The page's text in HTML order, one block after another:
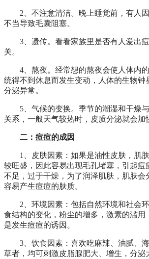
2、不注意清洁。晚上睡觉前，有人因
不当导致毛囊阻塞。
3、遗传。看看家族里是否有人爱出痘
关。
4、熬夜。经常想的熬夜会使人体内的
统得不到休息而发生变动，人体的生物钟
分泌异常。
5、气候的变换。季节的潮湿和干燥与
关系，一般天气较热时，皮质分泌就会加
二：痘痘的成因
1、皮肤因素：如果是油性皮肤，肌肤
较旺盛，因此容易出现毛孔堵塞，引起痘
不足，过于干燥，为了润泽肌肤，肌肤会
容易产生痘痘的肤质。
2、环境因素：包括自然环境和社会环
食结构的变化，粉尘的增多，激素的滥用
是发生痘痘的诱因。
3、饮食因素：喜欢吃麻辣、油腻、海
草者，均可刺激皮脂腺肥大、增生，分泌